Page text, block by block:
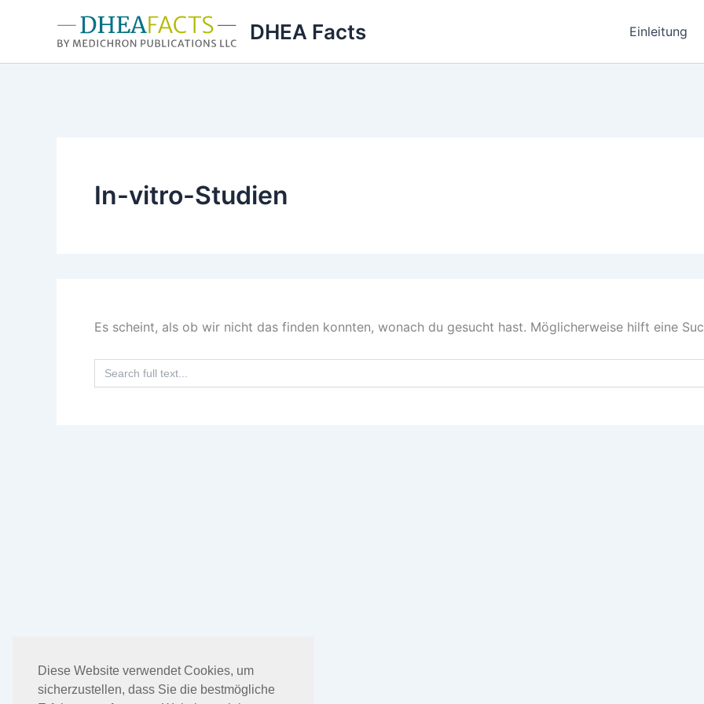
Diese Website verwendet Cookies, um
sicherzustellen, dass Sie die bestmögliche
DHEA Facts Einleitung
In-vitro-Studien
Es scheint, als ob wir nicht das finden konnten, wonach du gesucht hast. Möglicherweise hilft eine
Search
for: